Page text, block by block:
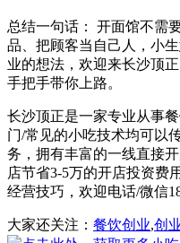
总结一句话： 开面馆不需
品、把顾客当自己人，小
业的想法，欢迎来长沙顶
手把手带你上路。
长沙顶正是一家专业从事
门/常见的小吃技术均可以
务，拥有丰富的一线直接
店节省3-5万的开店投资费
经营技巧，欢迎电话/微信
大家还关注： 餐饮创业,创